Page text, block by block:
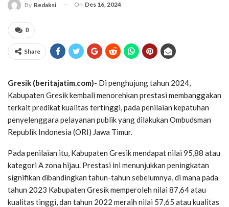
By Redaksi On Des 16, 2024
0
Share
Gresik (beritajatim.com)- Di penghujung tahun 2024,
Kabupaten Gresik kembali menorehkan prestasi membanggakan
terkait predikat kualitas tertinggi, pada penilaian kepatuhan
penyelenggara pelayanan publik yang dilakukan Ombudsman
Republik Indonesia (ORI) Jawa Timur.
Pada penilaian itu, Kabupaten Gresik mendapat nilai 95,88 atau
kategori A zona hijau. Prestasi ini menunjukkan peningkatan
signifikan dibandingkan tahun-tahun sebelumnya, di mana pada
tahun 2023 Kabupaten Gresik memperoleh nilai 87,64 atau
kualitas tinggi, dan tahun 2022 meraih nilai 57,65 atau kualitas